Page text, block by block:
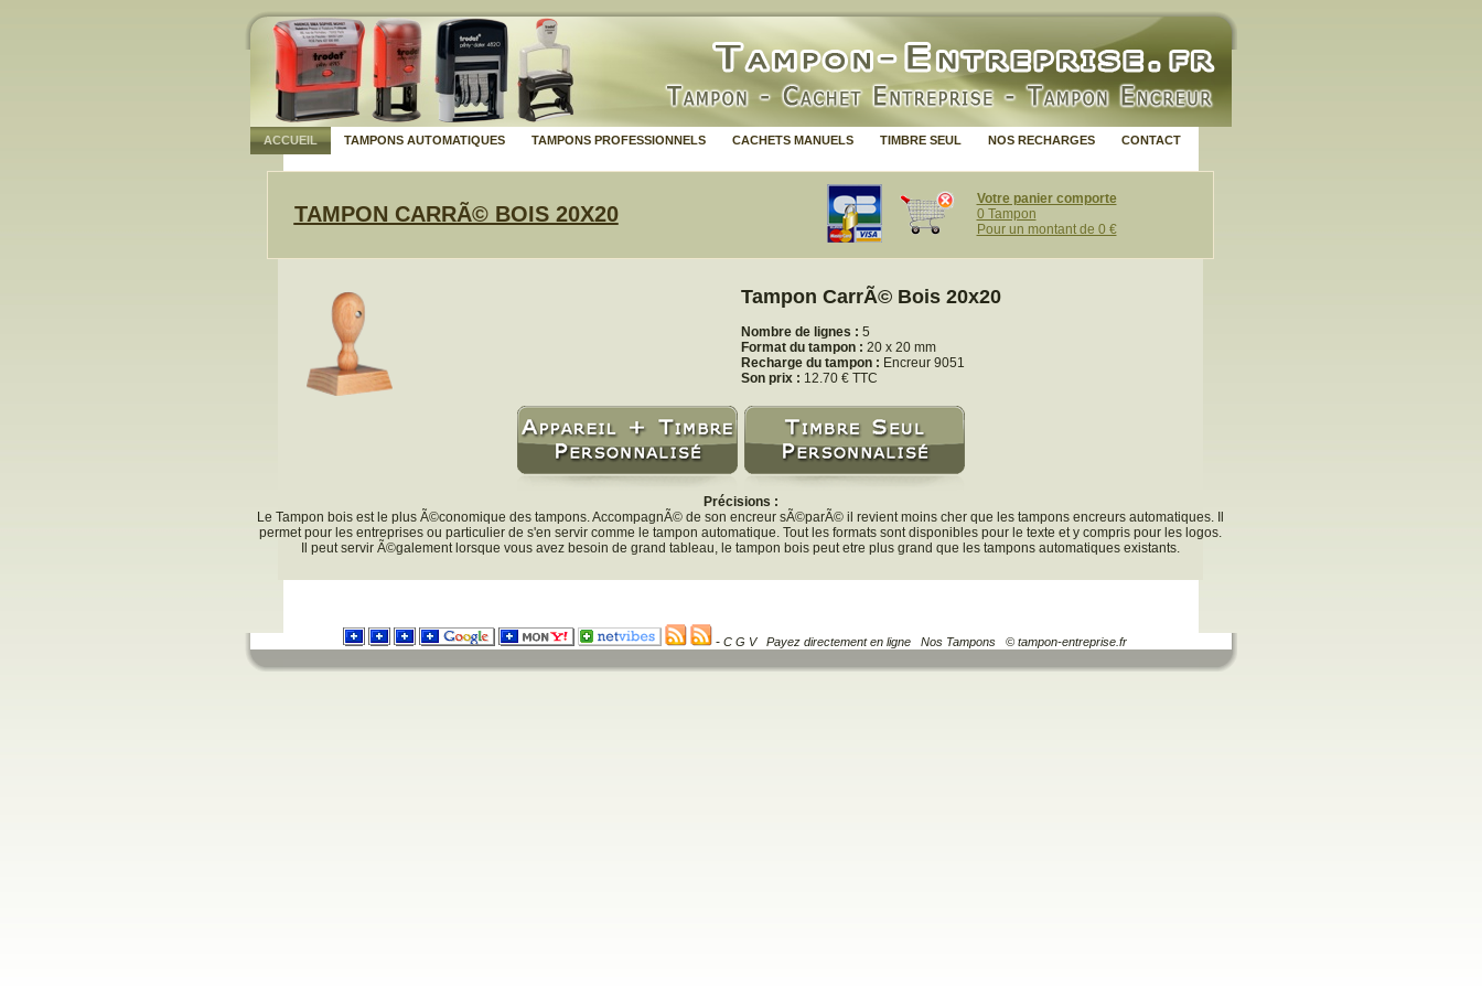
ACCUEIL TAMPONS AUTOMATIQUES TAMPONS PROFESSIONNELS CACHETS MANUELS TIMBRE SEUL NOS RECHARGES CONTACT
TAMPON CARRÃ© BOIS 20X20
Votre panier comporte
0 Tampon
Pour un montant de 0 €
Tampon CarrÃ© Bois 20x20
Nombre de lignes : 5
Format du tampon : 20 x 20 mm
Recharge du tampon : Encreur 9051
Son prix : 12.70 € TTC
Précisions :
Le Tampon bois est le plus Ã©conomique des tampons. AccompagnÃ© de son encreur sÃ©parÃ© il revient moins cher que les tampons encreurs automatiques. Il
permet pour les entreprises ou particulier de s'en servir comme le tampon automatique. Tout les formats sont disponibles pour le texte et y compris pour les logos.
Il peut servir Ã©galement lorsque vous avez besoin de grand tableau, le tampon bois peut etre plus grand que les tampons automatiques existants.
- C G V Payez directement en ligne Nos Tampons © tampon-entreprise.fr